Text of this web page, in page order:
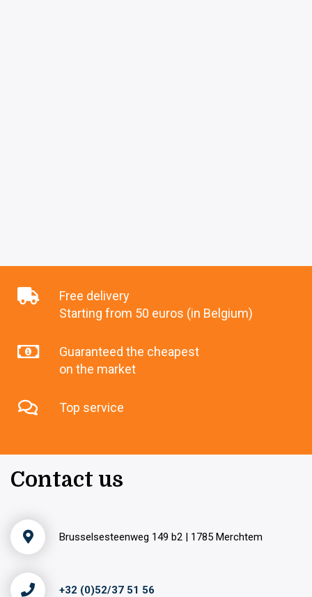
Free delivery
Starting from 50 euros (in Belgium)
Guaranteed the cheapest
on the market
Top service
Contact us
Brusselsesteenweg 149 b2 | 1785 Merchtem
+32 (0)52/37 51 56